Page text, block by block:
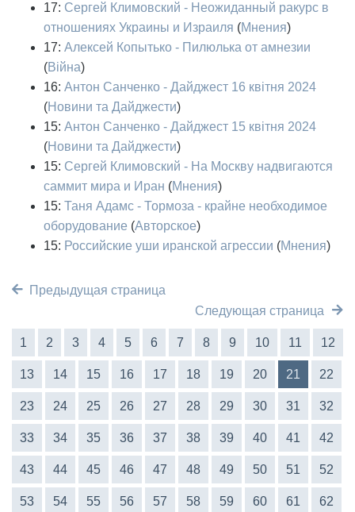
17: Сергей Климовский - Неожиданный ракурс в
отношениях Украины и Израиля (Мнения)
17: Алексей Копытько - Пилюлька от амнезии
(Війна)
16: Антон Санченко - Дайджест 16 квітня 2024
(Новини та Дайджести)
15: Антон Санченко - Дайджест 15 квітня 2024
(Новини та Дайджести)
15: Сергей Климовский - На Москву надвигаются
саммит мира и Иран (Мнения)
15: Таня Адамс - Тормоза - крайне необходимое
оборудование (Авторское)
15: Российские уши иранской агрессии (Мнения)
Предыдущая страница
Следующая страница
1 2 3 4 5 6 7 8 9 10 11 12
13 14 15 16 17 18 19 20 21 22
23 24 25 26 27 28 29 30 31 32
33 34 35 36 37 38 39 40 41 42
43 44 45 46 47 48 49 50 51 52
53 54 55 56 57 58 59 60 61 62